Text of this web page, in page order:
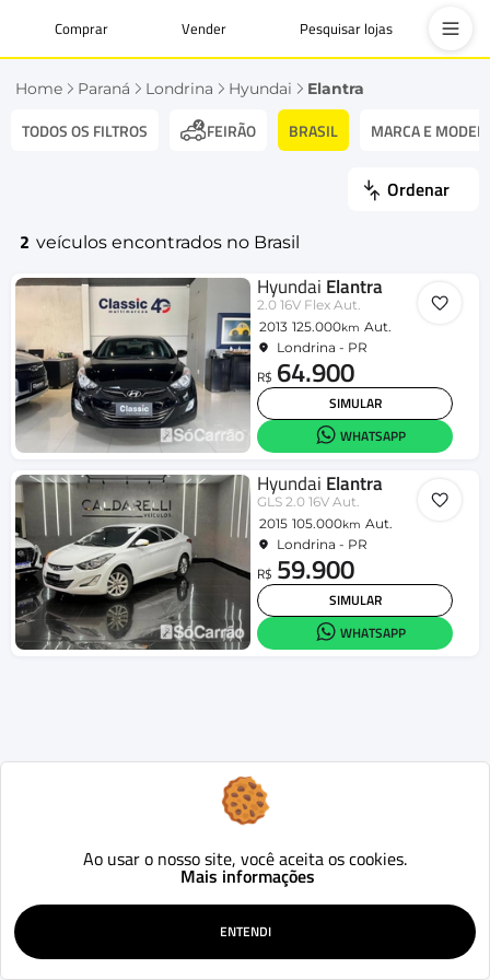
Comprar Vender Pesquisar lojas
Home Paraná Londrina Hyundai Elantra
TODOS OS FILTROS FEIRÃO BRASIL MARCA E
Ordenar
2 veículos encontrados no Brasil
Hyundai Elantra
2.0 16V Flex Aut.
2013 125.000km Aut.
Londrina - PR
R$ 64.900
SIMULAR
WHATSAPP
Hyundai Elantra
GLS 2.0 16V Aut.
2015 105.000km Aut.
Londrina - PR
R$ 59.900
SIMULAR
WHATSAPP
Ao usar o nosso site, você aceita os cookies.
Mais informações
ENTENDI